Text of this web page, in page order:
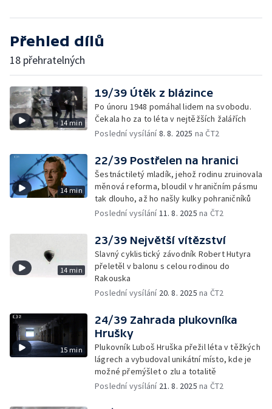
Přehled dílů
18 přehratelných
14 min
19/39 Útěk z blázince
Po únoru 1948 pomáhal lidem na svobodu.
Čekala ho za to léta v nejtěžších žalářích
Poslední vysílání8. 8. 2025 na ČT2
14 min
22/39 Postřelen na hranici
Šestnáctiletý mladík, jehož rodinu zruinovala
měnová reforma, bloudil v hraničním pásmu
tak dlouho, až ho našly kulky pohraničníků
Poslední vysílání11. 8. 2025 na ČT2
14 min
23/39 Největší vítězství
Slavný cyklistický závodník Robert Hutyra
přeletěl v balonu s celou rodinou do
Rakouska
Poslední vysílání 20. 8. 2025 na ČT2
15 min
24/39 Zahrada plukovníka
Hrušky
Plukovník Luboš Hruška přežil léta v těžkých
lágrech a vybudoval unikátní místo, kde je
možné přemýšlet o zlu a totalitě
Poslední vysílání 21. 8. 2025 na ČT2